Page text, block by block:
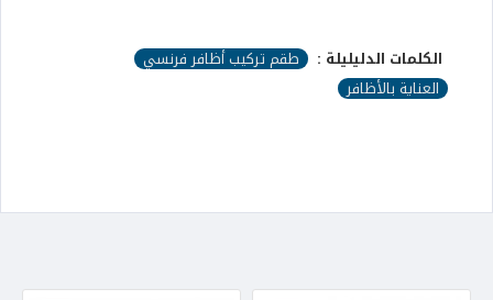
الكلمات الدليليلة :
طقم تركيب أظافر فرنسي
العناية بالأظافر